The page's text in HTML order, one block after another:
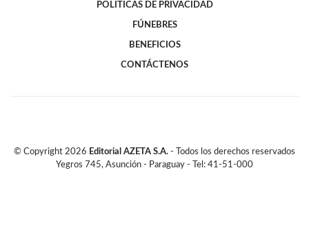
POLITICAS DE PRIVACIDAD
FÚNEBRES
BENEFICIOS
CONTÁCTENOS
© Copyright 2026 Editorial AZETA S.A. - Todos los derechos reservados
Yegros 745, Asunción - Paraguay - Tel: 41-51-000